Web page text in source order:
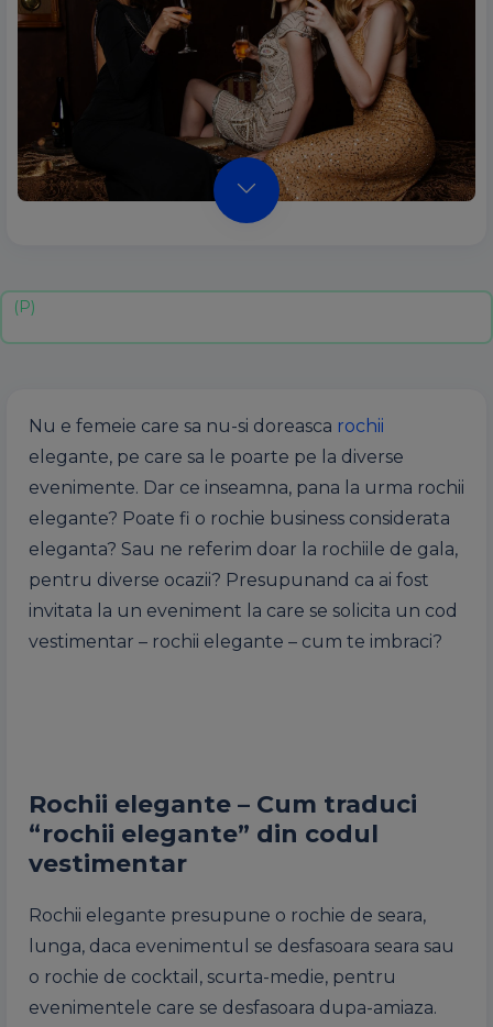
Nu e femeie care sa nu-si doreasca rochii
elegante, pe care sa le poarte pe la diverse
evenimente. Dar ce inseamna, pana la urma rochii
elegante? Poate fi o rochie business considerata
eleganta? Sau ne referim doar la rochiile de gala,
pentru diverse ocazii? Presupunand ca ai fost
invitata la un eveniment la care se solicita un cod
vestimentar – rochii elegante – cum te imbraci?
Rochii elegante – Cum traduci
“rochii elegante” din codul
vestimentar
Rochii elegante presupune o rochie de seara,
lunga, daca evenimentul se desfasoara seara sau
o rochie de cocktail, scurta-medie, pentru
evenimentele care se desfasoara dupa-amiaza.